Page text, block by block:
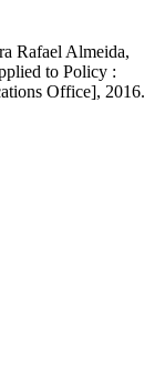
Rafael Almeida,
to Policy :
Office], 2016.